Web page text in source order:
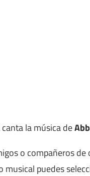
canta la música de
o compañeros de
musical puedes